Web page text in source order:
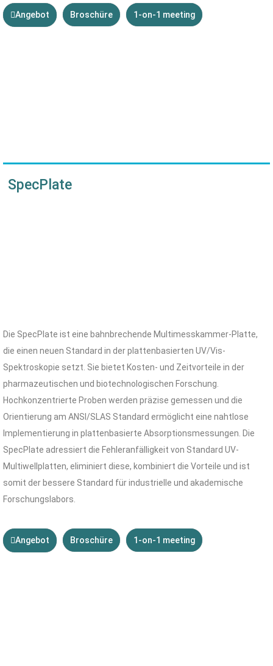
Angebot Broschüre 1-on-1 meeting
SpecPlate
Die SpecPlate ist eine bahnbrechende Multimesskammer-Platte,
die einen neuen Standard in der plattenbasierten UV/Vis-
Spektroskopie setzt. Sie bietet Kosten- und Zeitvorteile in der
pharmazeutischen und biotechnologischen Forschung.
Hochkonzentrierte Proben werden präzise gemessen und die
Orientierung am ANSI/SLAS Standard ermöglicht eine nahtlose
Implementierung in plattenbasierte Absorptionsmessungen. Die
SpecPlate adressiert die Fehleranfälligkeit von Standard UV-
Multiwellplatten, eliminiert diese, kombiniert die Vorteile und ist
somit der bessere Standard für industrielle und akademische
Forschungslabors.
Angebot Broschüre 1-on-1 meeting